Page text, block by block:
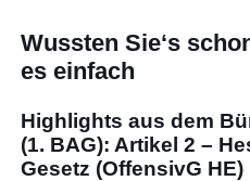
Wussten Sie‘s
es einfach
Highlights aus dem
(1. BAG): Artikel 2 –
Gesetz (OffensivG HE)